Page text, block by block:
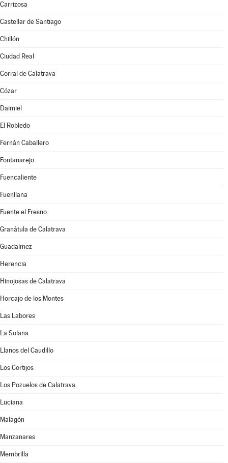
Carrizosa
Castellar de Santiago
Chillón
Ciudad Real
Corral de Calatrava
Cózar
Daimiel
El Robledo
Fernán Caballero
Fontanarejo
Fuencaliente
Fuenllana
Fuente el Fresno
Granátula de Calatrava
Guadalmez
Herencia
Hinojosas de Calatrava
Horcajo de los Montes
Las Labores
La Solana
Llanos del Caudillo
Los Cortijos
Los Pozuelos de Calatrava
Luciana
Malagón
Manzanares
Membrilla